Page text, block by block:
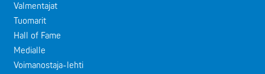
Valmentajat
Tuomarit
Hall of Fame
Medialle
Voimanostaja-lehti